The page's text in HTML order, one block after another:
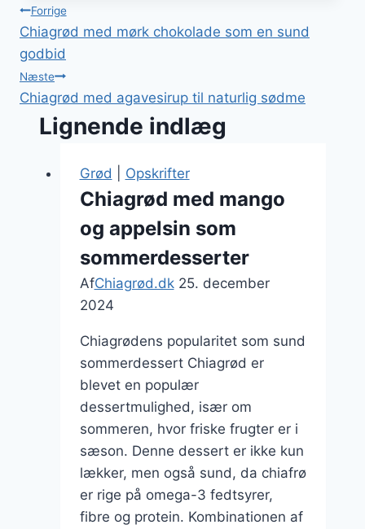
Indlægsnavigation
Forrige
Chiagrød med mørk chokolade som en sund
godbid
Næste
Chiagrød med agavesirup til naturlig sødme
Lignende indlæg
Grød Opskrifter
Chiagrød med mango
og appelsin som
sommerdesserter
AfChiagrød.dk 25. december
2024
Chiagrødens popularitet som sund
sommerdessert Chiagrød er
blevet en populær
dessertmulighed, især om
sommeren, hvor friske frugter er i
sæson. Denne dessert er ikke kun
lækker, men også sund, da chiafrø
er rige på omega-3 fedtsyrer,
fibre og protein. Kombinationen af